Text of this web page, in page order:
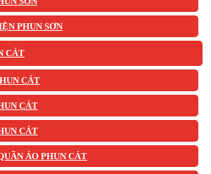
PHUN SƠN
CÁT
CÁT
CÁT
CÁT
ÁO PHUN CÁT